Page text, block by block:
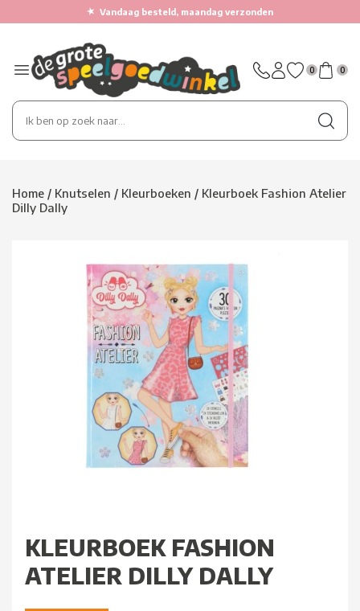
★ Vandaag besteld, maandag verzonden
0 0
Home / Knutselen / Kleurboeken / Kleurboek Fashion Atelier
Dilly Dally
KLEURBOEK FASHION
ATELIER DILLY DALLY